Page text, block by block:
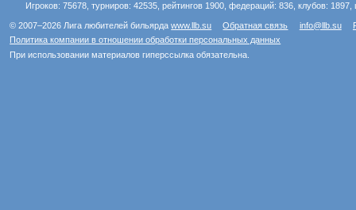
Игроков: 75678, турниров: 42535, рейтингов 1900, федераций: 836, клубов:
© 2007–2026 Лига любителей бильярдаwww.llb.su Обратная связь info@llb.su
Политика компании в отношении обработки персональных данных
При использовании материалов гиперссылка обязательна.